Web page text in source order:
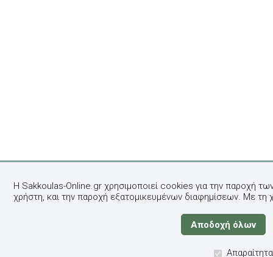
Η Sakkoulas-Online.gr χρησιμοποιεί cookies για την παροχή
χρήστη, και την παροχή εξατομικευμένων διαφημίσεων. Με